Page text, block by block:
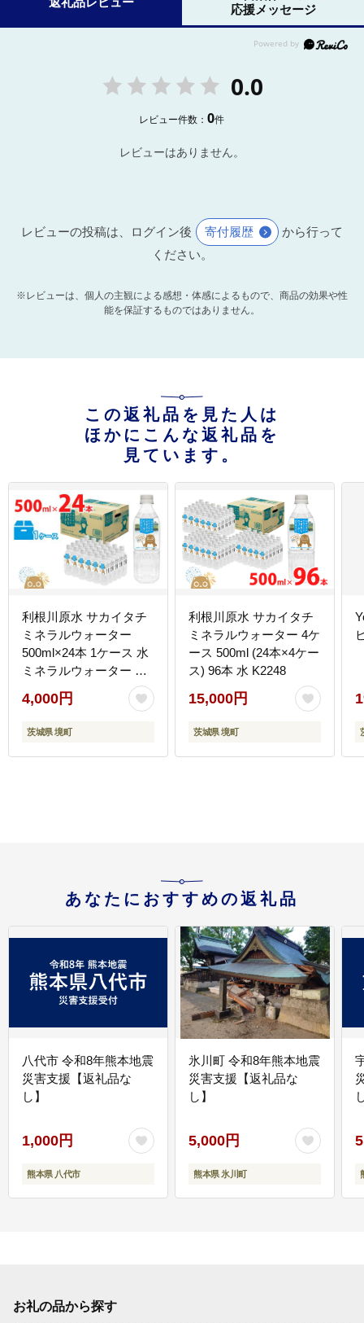
応援メッセージ
0.0
レビュー件数：0件
レビューはありません。
レビューの投稿は、ログイン後 寄付履歴
から行って
ください。
※レビューは、個人の主観による感想・体感によるもので、商品の効果や性
能を保証するものではありません。
この返礼品を見た人は
ほかにこんな返礼品を
見ています。
利根川原水 サカイタチ
ミネラルウォーター
500ml×24本 1ケース 水
ミネラルウォーター ケ
ース みず ミズ 買い置き
鉱水 500 500ml K2257
4,000円
茨城県 境町
利根川原水 サカイタチ
ミネラルウォーター 4ケ
ース 500ml (24本×4ケー
ス) 96本 水 K2248
15,000円
茨城県 境町
あなたにおすすめの返礼品
八代市 令和8年熊本地震
災害支援【返礼品な
し】
1,000円
熊本県 八代市
氷川町 令和8年熊本地震
災害支援【返礼品な
し】
5,000円
熊本県 氷川町
お礼の品から探す